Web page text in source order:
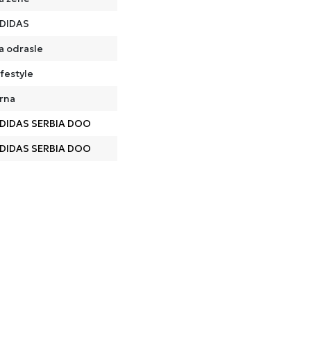
odrasle
SERBIA DOO
SERBIA DOO